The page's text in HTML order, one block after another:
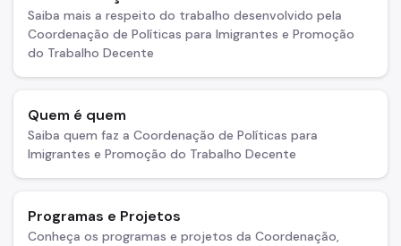
Formação de Servidores
Incidência Internacional
Mulheres e Imigrantes LGBTI+
Promoção do Trabalho Decente
COMTRAE
Inclusão Econômica e Produtiva
Saiba mais a respeito do trabalho desenvolvido pela
Coordenação de Políticas para Imigrantes e Promoção
do Trabalho Decente
Quem é quem
Saiba quem faz a Coordenação de Políticas para
Imigrantes e Promoção do Trabalho Decente
Programas e Projetos
Conheça os programas e projetos da Coordenação,